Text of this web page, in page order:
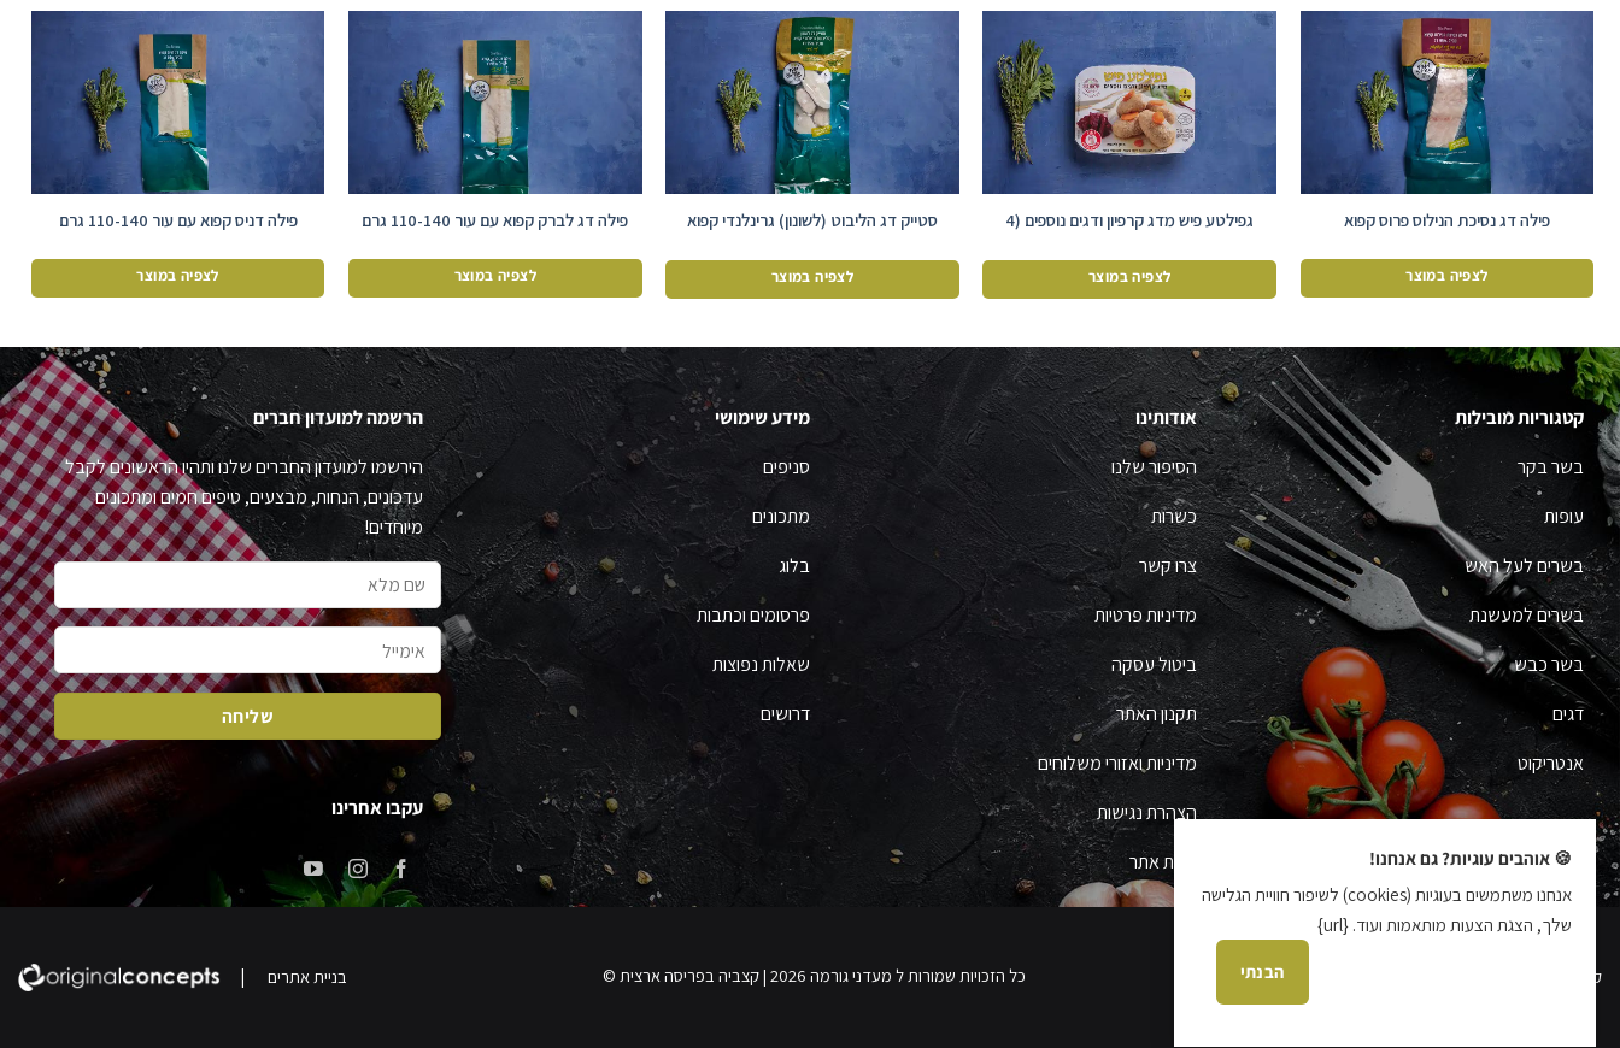
פילה דג נסיכת הנילוס פרוס קפוא
לצפיה במוצר
גפילטע פיש מדג קרפיון ודגים נוספים (4
לצפיה במוצר
סטייק דג הליבוט (לשונון) גרינלנדי קפוא
לצפיה במוצר
פילה דג לברק קפוא עם עור 110-140 גרם
לצפיה במוצר
פילה דניס קפוא עם עור 110-140 גרם
לצפיה במוצר
קטגוריות מובילות
בשר בקר
עופות
בשרים לעל האש
בשרים למעשנת
בשר כבש
דגים
אנטריקוט
אודותינו
הסיפור שלנו
כשרות
צרו קשר
מדיניות פרטיות
ביטול עסקה
תקנון האתר
מדיניות ואזורי משלוחים
הצהרת נגישות
מפת אתר
מידע שימושי
סניפים
מתכונים
בלוג
פרסומים וכתבות
שאלות נפוצות
דרושים
הרשמה למועדון חברים
הירשמו למועדון החברים שלנו ותהיו הראשונים לקבל
עדכונים, הנחות, מבצעים, טיפים חמים ומתכונים
מיוחדים!
עקבו אחרינו
קידום אתרים עידן בן אור כל הזכויות שמורות ל מעדני גורמה 2026 | קצביה בפריסה ארצית © בניית אתרים|
🍪 אוהבים עוגיות? גם אנחנו!
אנחנו משתמשים בעוגיות (cookies) לשיפור חוויית הגלישה
שלך, הצגת הצעות מותאמות ועוד. {url}
הבנתי